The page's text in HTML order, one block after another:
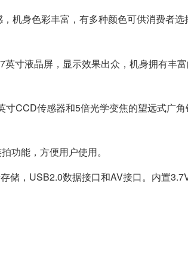
机身色彩丰富，有多种颜色可供消费者选
寸液晶屏，显示效果出众，机身拥有丰富
CCD传感器和5倍光学变焦的望远式广
功能，方便用户使用。
储，USB2.0数据接口和AV接口。内置